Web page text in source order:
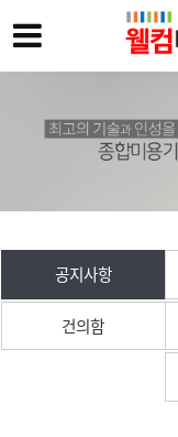
공지사항
건의함